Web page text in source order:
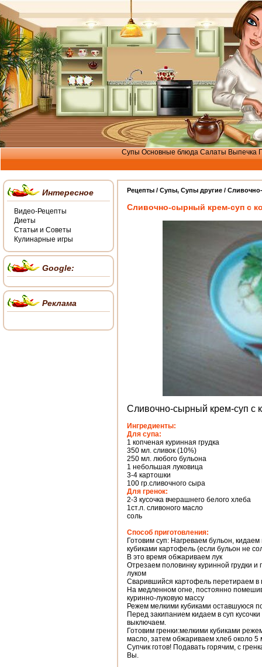
Супы Основные блюда Салаты Выпечка
Рецепты / Cупы, Супы другие /
Сливочно-сырный крем-суп с
Сливочно-сырный крем-суп с
Ингредиенты:
Для супа:
1 копченая куринная грудка
350 мл. сливок (10%)
250 мл. любого бульона
1 небольшая луковица
3-4 картошки
100 гр.сливочного сыра
Для гренок:
2-3 кусочка вчерашнего белого хлеба
1ст.л. сливоного масло
соль
Способ приготовления:
Готовим суп: Нагреваем бульон,
кубиками картофель (если бульон не
В это время обжариваем лук
Отрезаем половинку куринной грудки
луком
Сварившийся картофель перетираем
На медленном огне, постоянно
куринно-луковую массу
Режем мелкими кубиками оставшуюся
Перед закипанием кидаем в суп
выключаем.
Готовим гренки:мелкими кубиками
масло, затем обжариваем хлеб около
Супчик готов! Подавать горячим, с
Вы.
Интересное
Видео-Рецепты
Диеты
Статьи и Советы
Кулинарные игры
Google:
Реклама